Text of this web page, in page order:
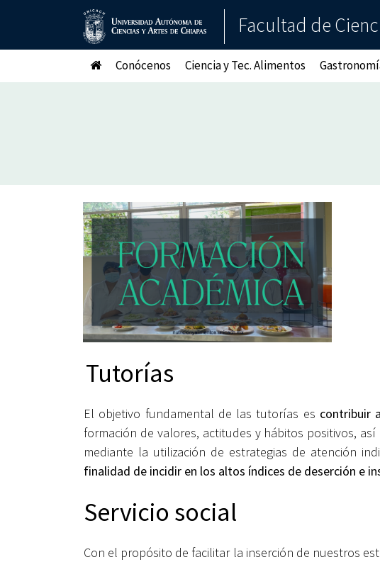
Facultad de
Conócenos Ciencia y Tec. Alimentos
Tutorías
El objetivo fundamental de las tutorías es contribuir
formación de valores, actitudes y hábitos positivos,
mediante la utilización de estrategias de atención
finalidad de incidir en los altos índices de deserción e
Servicio social
Con el propósito de facilitar la inserción de nuestros